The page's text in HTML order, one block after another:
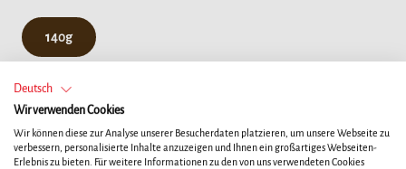
140g
Deutsch
Wir verwenden Cookies
Wir können diese zur Analyse unserer Besucherdaten platzieren, um unsere Webseite zu
verbessern, personalisierte Inhalte anzuzeigen und Ihnen ein großartiges Webseiten-
Erlebnis zu bieten. Für weitere Informationen zu den von uns verwendeten Cookies